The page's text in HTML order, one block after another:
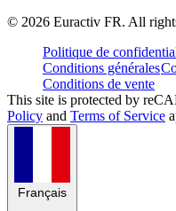
© 2026 Euractiv FR. All
Politique de
Conditions générales
Conditions de vente
This site is protected by
Policy and Terms of Service
Français